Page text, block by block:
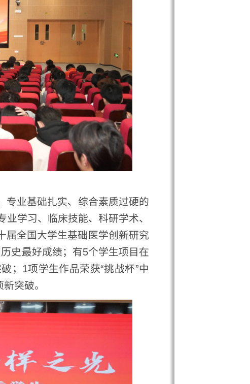
实、综合素质过硬的
临床技能、科研学术、
生基础医学创新研究
绩；有5个学生项目在
作品荣获“挑战杯”中